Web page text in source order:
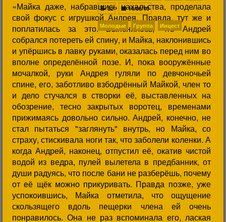
«Майка даже, набравшись нахальства, проделала
свой фокус с игрушкой Андрея. Правда, тут же и
поплатилась за это. Выяснилось, что Андрей
собрался потереть ей спину, и Майка, наклонившись
и упёршись в лавку руками, оказалась перед ним во
вполне определённой позе. И, пока вооружённые
мочалкой, руки Андрея гуляли по девчоночьей
спине, его, заботливо взбодрённый Майкой, член то
и дело стучался в створки её, выставленных на
обозрение, тесно закрытых воротец, временами
прижимаясь довольно сильно. Андрей, конечно, не
стал пытаться "заглянуть" внутрь, но Майка, со
страху, стискивала ноги так, что заболели коленки. А
когда Андрей, наконец, отпустил её, окатив чистой
водой из ведра, пулей вылетела в предбанник, от
души радуясь, что после бани не разберёшь, почему
от её щёк можно прикуривать. Правда позже, уже
успокоившись, Майка отметила, что ощущение
скользящего вдоль пещерки члена ей очень
понравилось. Она не раз вспоминала его, лаская
📝32 📅14/06/10
Молодые Группа Инцест